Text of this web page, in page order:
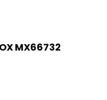
MX66732